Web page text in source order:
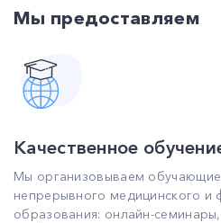
Мы предоставляем
Качественное
Мы организовываем
непрерывного медицинского и
образования: онлайн-